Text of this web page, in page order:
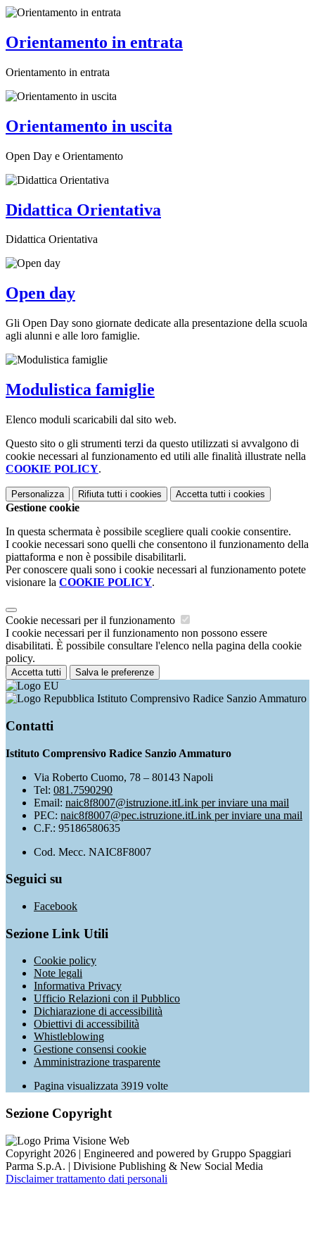
Orientamento in entrata
Orientamento in entrata
Orientamento in uscita
Open Day e Orientamento
Didattica Orientativa
Didattica Orientativa
Open day
Gli Open Day sono giornate dedicate alla presentazione della scuola
agli alunni e alle loro famiglie.
Modulistica famiglie
Elenco moduli scaricabili dal sito web.
Questo sito o gli strumenti terzi da questo utilizzati si avvalgono di
cookie necessari al funzionamento ed utili alle finalità illustrate nella
COOKIE POLICY.
Personalizza Rifiuta tutti i cookies Accetta tutti i cookies
Gestione cookie
In questa schermata è possibile scegliere quali cookie consentire.
I cookie necessari sono quelli che consentono il funzionamento della
piattaforma e non è possibile disabilitarli.
Per conoscere quali sono i cookie necessari al funzionamento potete
visionare la COOKIE POLICY.
Cookie necessari per il funzionamento
I cookie necessari per il funzionamento non possono essere
disabilitati. È possibile consultare l'elenco nella pagina della cookie
policy.
Accetta tutti Salva le preferenze
Istituto Comprensivo Radice Sanzio Ammaturo
Contatti
Istituto Comprensivo Radice Sanzio Ammaturo
Via Roberto Cuomo, 78 – 80143 Napoli
Tel: 081.7590290
Email: naic8f8007@istruzione.itLink per inviare una mail
PEC: naic8f8007@pec.istruzione.itLink per inviare una mail
C.F.: 95186580635
Cod. Mecc. NAIC8F8007
Seguici su
Facebook
Sezione Link Utili
Cookie policy
Note legali
Informativa Privacy
Ufficio Relazioni con il Pubblico
Dichiarazione di accessibilità
Obiettivi di accessibilità
Whistleblowing
Gestione consensi cookie
Amministrazione trasparente
Pagina visualizzata 3919 volte
Sezione Copyright
Copyright 2026 | Engineered and powered by Gruppo Spaggiari
Parma S.p.A. | Divisione Publishing & New Social Media
Disclaimer trattamento dati personali